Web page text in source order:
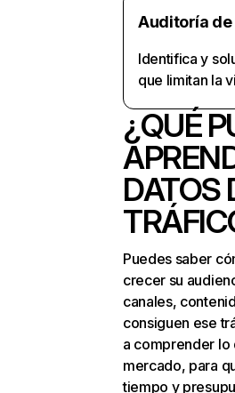
Auditoría
Identifica y
que limitan la
¿QUÉ
DATOS
Puedes saber
crecer su
canales,
consiguen ese
a comprender lo
mercado, para
tiempo y